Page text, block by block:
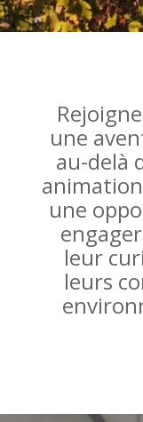
une
au-delà
une
leur
leurs